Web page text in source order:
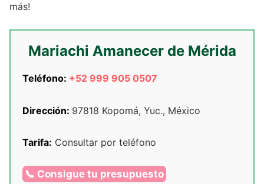
más!
Mariachi Amanecer de Mérida
Teléfono: +52 999 905 0507
Dirección: 97818 Kopomá, Yuc., México
Tarifa: Consultar por teléfono
📞 Consigue tu presupuesto